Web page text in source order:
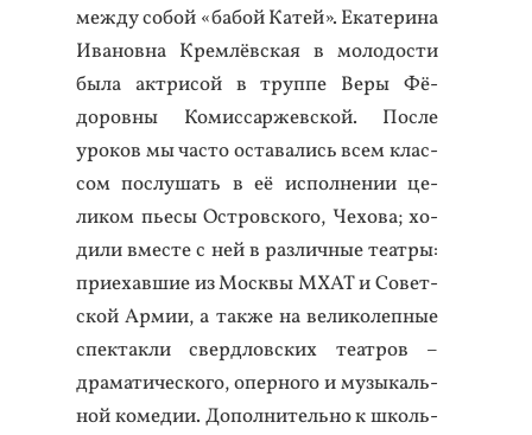
меж­ду со­бой «ба­бой Ка­тей». Ека­тери­на
Ива­нов­на Крем­лёв­ская в мо­лодос­ти
бы­ла ак­три­сой в труп­пе Ве­ры Фё­
доров­ны Ко­мис­саржев­ской. Пос­ле
уро­ков мы час­то ос­та­вались всем клас­
сом пос­лу­шать в её ис­полне­нии це­
ликом пь­есы Ос­тровско­го, Че­хова; хо­
дили вмес­те с ней в раз­личные те­ат­ры:
при­ехав­шие из Мос­квы МХАТ и Со­вет­
ской Ар­мии, а так­же на ве­лико­леп­ные
спек­такли свер­дловских те­ат­ров –
дра­мати­чес­ко­го, опер­но­го и му­зыкаль­
ной ко­медии. До­пол­ни­тель­но к школь­